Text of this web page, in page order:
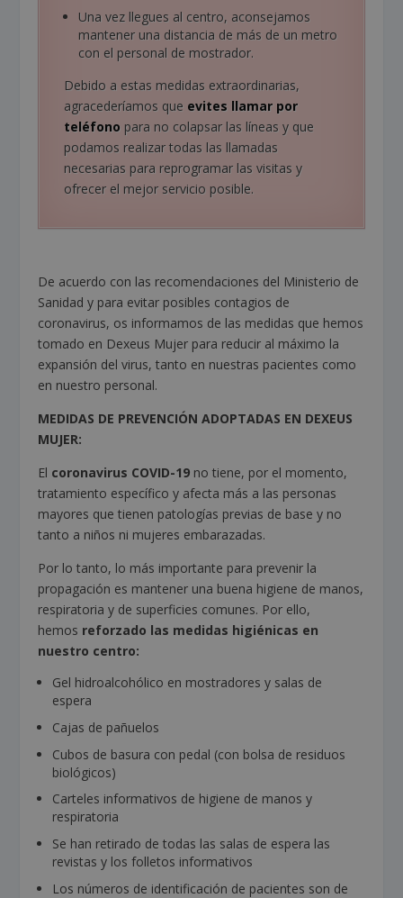
Una vez llegues al centro, aconsejamos
mantener una distancia de más de un metro
con el personal de mostrador.
Debido a estas medidas extraordinarias,
agracederíamos que evites llamar por
teléfono para no colapsar las líneas y que
podamos realizar todas las llamadas
necesarias para reprogramar las visitas y
ofrecer el mejor servicio posible.
De acuerdo con las recomendaciones del Ministerio de
Sanidad y para evitar posibles contagios de
coronavirus, os informamos de las medidas que hemos
tomado en Dexeus Mujer para reducir al máximo la
expansión del virus, tanto en nuestras pacientes como
en nuestro personal.
MEDIDAS DE PREVENCIÓN ADOPTADAS EN DEXEUS
MUJER:
El coronavirus COVID-19 no tiene, por el momento,
tratamiento específico y afecta más a las personas
mayores que tienen patologías previas de base y no
tanto a niños ni mujeres embarazadas.
Por lo tanto, lo más importante para prevenir la
propagación es mantener una buena higiene de manos,
respiratoria y de superficies comunes. Por ello,
hemos reforzado las medidas higiénicas en
nuestro centro:
Gel hidroalcohólico en mostradores y salas de
espera
Cajas de pañuelos
Cubos de basura con pedal (con bolsa de residuos
biológicos)
Carteles informativos de higiene de manos y
respiratoria
Se han retirado de todas las salas de espera las
revistas y los folletos informativos
Los números de identificación de pacientes son de